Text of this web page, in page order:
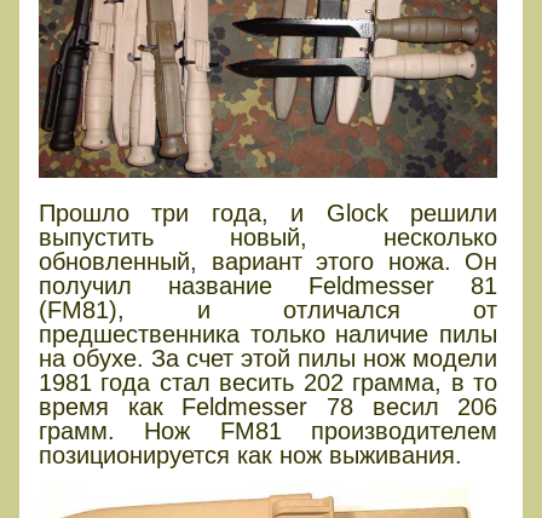
Прошло три года, и Glock решили
выпустить новый, несколько
обновленный, вариант этого ножа. Он
получил название Feldmesser 81
(FM81), и отличался от
предшественника только наличие пилы
на обухе. За счет этой пилы нож модели
1981 года стал весить 202 грамма, в то
время как Feldmesser 78 весил 206
грамм. Нож FM81 производителем
позиционируется как нож выживания.